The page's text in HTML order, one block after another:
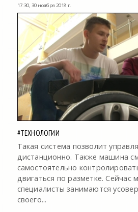
17:30, 30 ноября 2018 г.
#ТЕХНОЛОГИИ
Такая система позволит
дистанционно. Также машина
самостоятельно
двигаться по разметке. Сейчас
специалисты занимаются
своего...